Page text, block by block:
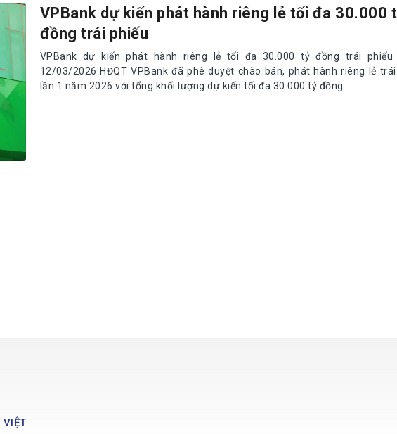
VPBank dự kiến phát hành riêng lẻ tối đa 30.000
đồng trái phiếu
VPBank dự kiến phát hành riêng lẻ tối đa 30.000 tỷ đồng trái phiếu
12/03/2026 HĐQT VPBank đã phê duyệt chào bán, phát hành riêng lẻ
lần 1 năm 2026 với tổng khối lượng dự kiến tối đa 30.000 tỷ đồng.